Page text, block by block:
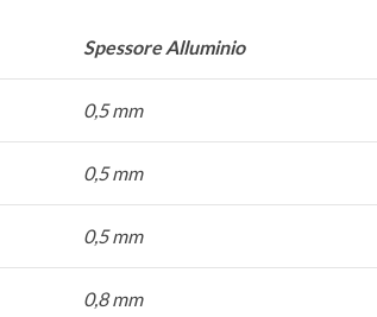
Spessore Alluminio
0,5 mm
0,5 mm
0,5 mm
0,8 mm